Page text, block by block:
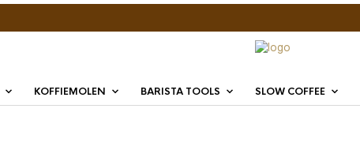
KOFFIEMOLEN BARISTA TOOLS SLOW COFFEE